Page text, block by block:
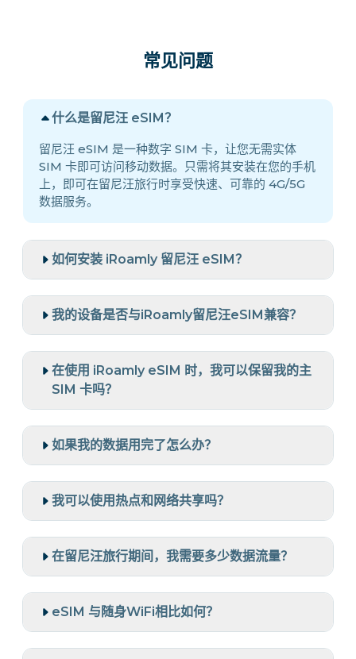
常见问题
什么是留尼汪 eSIM？
留尼汪 eSIM 是一种数字 SIM 卡，让您无需实体
SIM 卡即可访问移动数据。只需将其安装在您的手机
上，即可在留尼汪旅行时享受快速、可靠的 4G/5G
数据服务。
如何安装 iRoamly 留尼汪 eSIM？
我的设备是否与iRoamly留尼汪eSIM兼容？
在使用 iRoamly eSIM 时，我可以保留我的主
SIM 卡吗？
如果我的数据用完了怎么办？
我可以使用热点和网络共享吗？
在留尼汪旅行期间，我需要多少数据流量？
eSIM 与随身WiFi相比如何？